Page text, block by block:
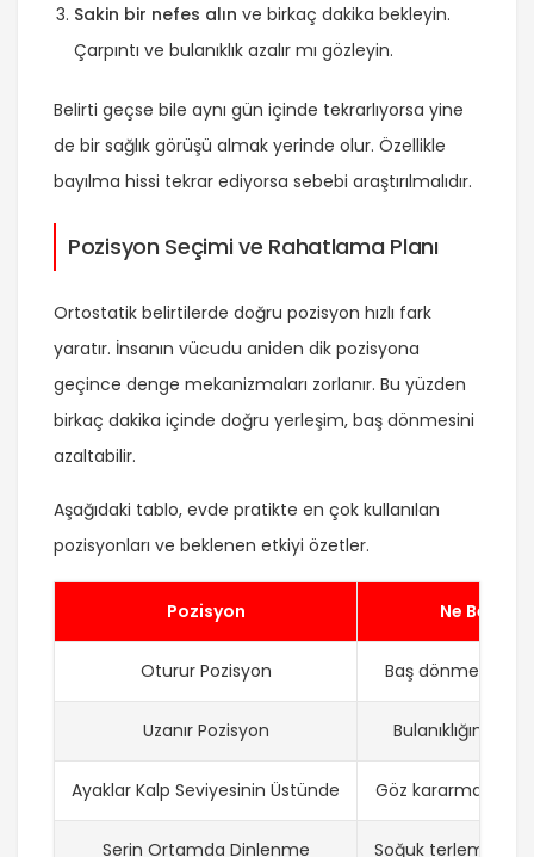
Sakin bir nefes alın ve birkaç dakika bekleyin.
Çarpıntı ve bulanıklık azalır mı gözleyin.
Belirti geçse bile aynı gün içinde tekrarlıyorsa yine
de bir sağlık görüşü almak yerinde olur. Özellikle
bayılma hissi tekrar ediyorsa sebebi araştırılmalıdır.
Pozisyon Seçimi ve Rahatlama Planı
Ortostatik belirtilerde doğru pozisyon hızlı fark
yaratır. İnsanın vücudu aniden dik pozisyona
geçince denge mekanizmaları zorlanır. Bu yüzden
birkaç dakika içinde doğru yerleşim, baş dönmesini
azaltabilir.
Aşağıdaki tablo, evde pratikte en çok kullanılan
pozisyonları ve beklenen etkiyi özetler.
Pozisyon Ne Beklenir
Oturur Pozisyon Baş dönmesinde
Uzanır Pozisyon Bulanıklığın
Ayaklar Kalp Seviyesinin Üstünde Göz kararmasının
Serin Ortamda Dinlenme Soğuk terlemenin